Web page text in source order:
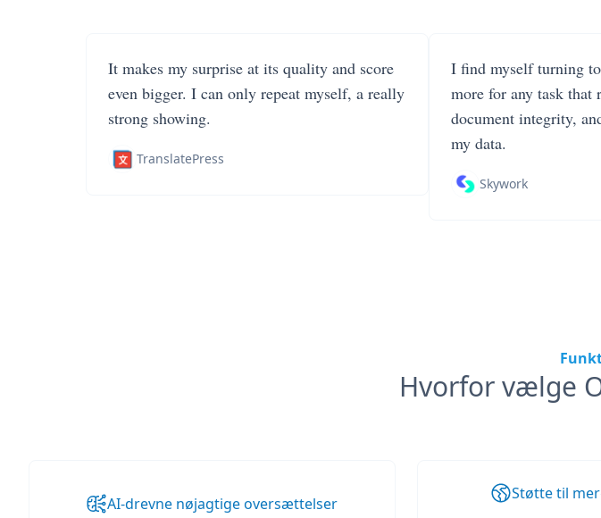
It makes my surprise at its quality and score
even bigger. I can only repeat myself, a really
strong showing.
TranslatePress
I find myself turning
more for any task that
document integrity,
my data.
Skywork
Hvorfor vælge
AI-drevne nøjagtige oversættelser
Støtte til